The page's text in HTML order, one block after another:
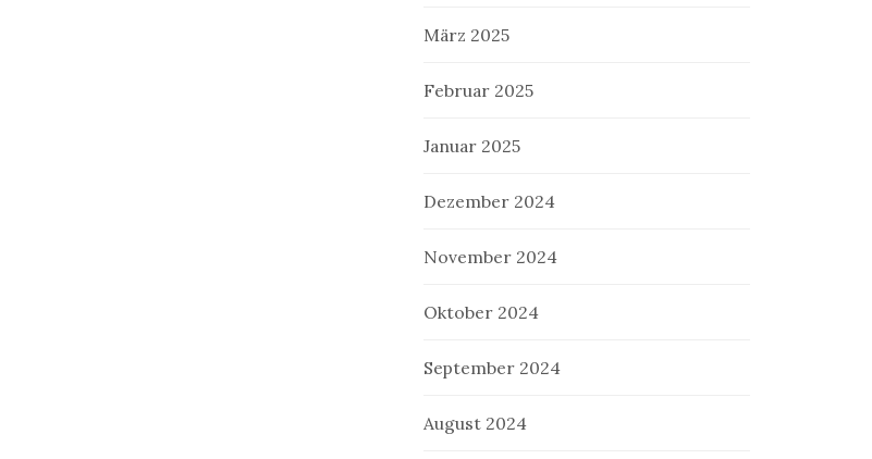
März 2025
Februar 2025
Januar 2025
Dezember 2024
November 2024
Oktober 2024
September 2024
August 2024